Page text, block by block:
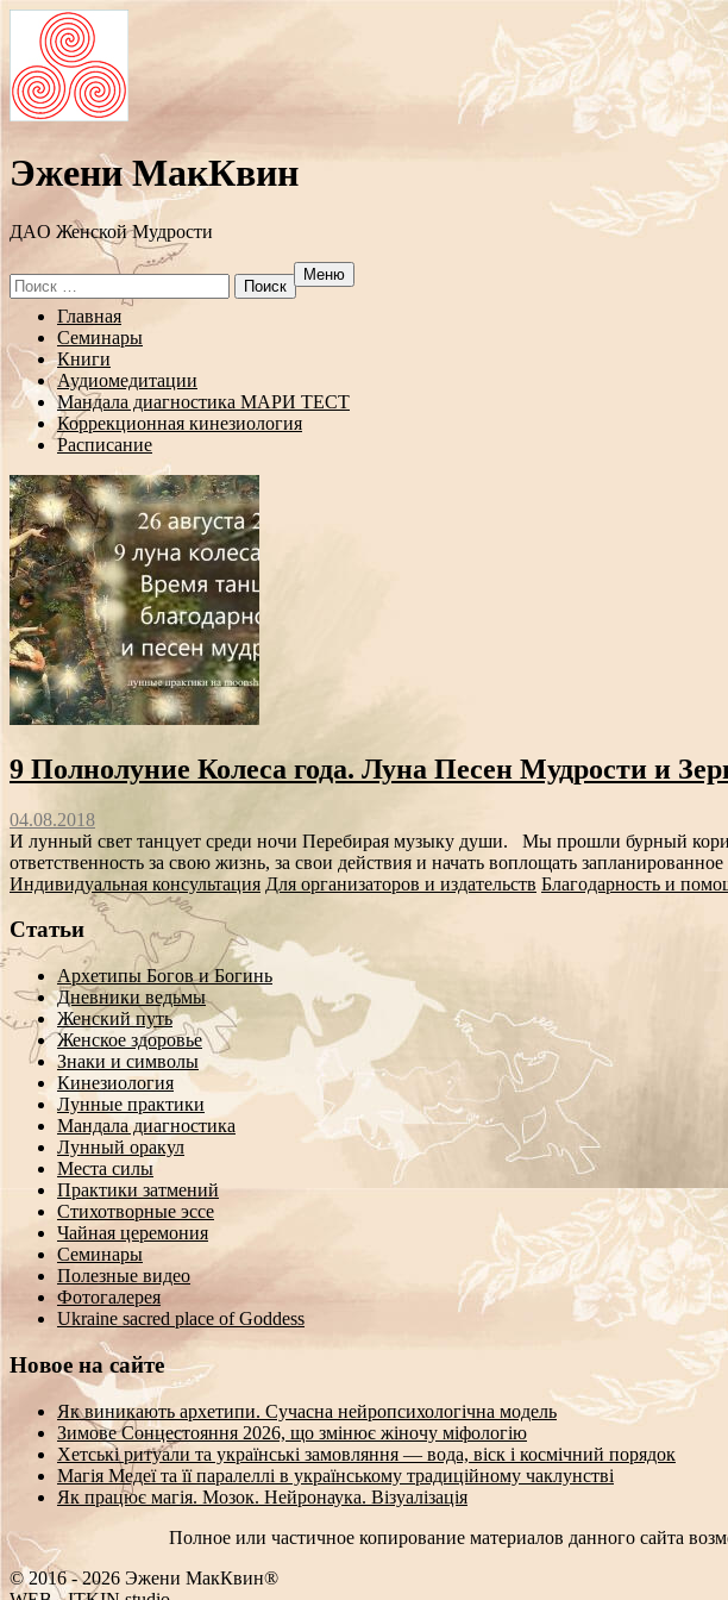
Эжени МакКвин
ДAO Женской Мудрости
Search
for:
Меню
Перейти
содержанию
Главная
Семинары
Книги
Аудиомедитации
Мандала диагностика МАРИ ТЕСТ
Коррекционная кинезиология
Расписание
9 Полнолуние Колеса года. Луна Песен Мудрости и
04.08.2018
И лунный свет танцует среди ночи Перебирая музыку души. Мы прошли бурный
ответственность за свою жизнь, за свои действия и начать воплощать запланированное
Индивидуальная консультация Для организаторов и издательств Благодарность и
Статьи
Архетипы Богов и Богинь
Дневники ведьмы
Женский путь
Женское здоровье
Знаки и символы
Кинезиология
Лунные практики
Мандала диагностика
Лунный оракул
Места силы
Практики затмений
Стихотворные эссе
Чайная церемония
Семинары
Полезные видео
Фотогалерея
Ukraine sacred place of Goddess
Новое на сайте
Як виникають архетипи. Сучасна нейропсихологічна модель
Зимове Сонцестояння 2026, що змінює жіночу міфологію
Хетські ритуали та українські замовляння — вода, віск і космічний порядок
Магія Медеї та її паралеллі в українському традиційному чаклунстві
Як працює магія. Мозок. Нейронаука. Візуалізація
Полное или частичное копирование материалов данного сайта
© 2016 - 2026 Эжени МакКвин®